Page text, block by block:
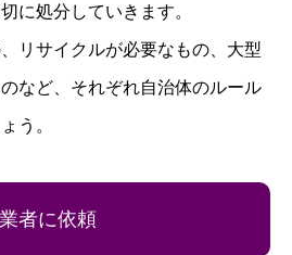
に処分していきます。
リサイクルが必要なもの、大型
など、それぞれ自治体のルール
う。
者に依頼